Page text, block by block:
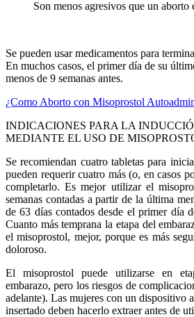
Son menos agresivos que un aborto
Se pueden usar medicamentos para
En muchos casos, el primer día de su
menos de 9 semanas antes.
¿Como Aborto con Misoprostol
INDICACIONES PARA LA
MEDIANTE EL USO DE
Se recomiendan cuatro tabletas para
pueden requerir cuatro más (o, en casos
completarlo. Es mejor utilizar el
semanas contadas a partir de la última
de 63 días contados desde el primer día
Cuanto más temprana la etapa del
el misoprostol, mejor, porque es más
doloroso.
El misoprostol puede utilizarse en
embarazo, pero los riesgos de
adelante). Las mujeres con un dispositivo
insertado deben hacerlo extraer antes de